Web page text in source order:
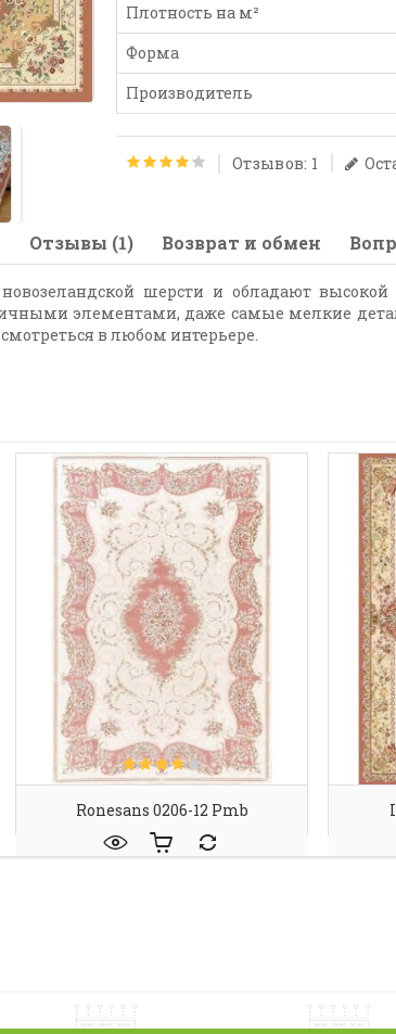
Плотность на м²
Форма
Производитель
Отзывов: 1
Отзывы (1) Возврат и обмен
шерсти и обладают
элементами, даже самые мелкие
в любом интерьере.
Ronesans 0206-12 Pmb